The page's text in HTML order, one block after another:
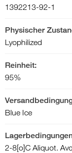
1392213-92-1
Physischer
Lyophilized
Reinheit:
95%
Blue Ice
2-8[o]C Aliquot.